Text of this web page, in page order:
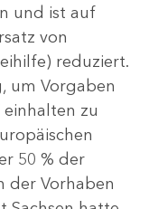
und ist auf
von
reduziert.
um Vorgaben
zu
50 % der
der Vorhaben